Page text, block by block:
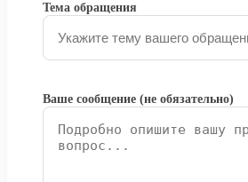
Тема обращения
Ваше сообщение (не обязательно)